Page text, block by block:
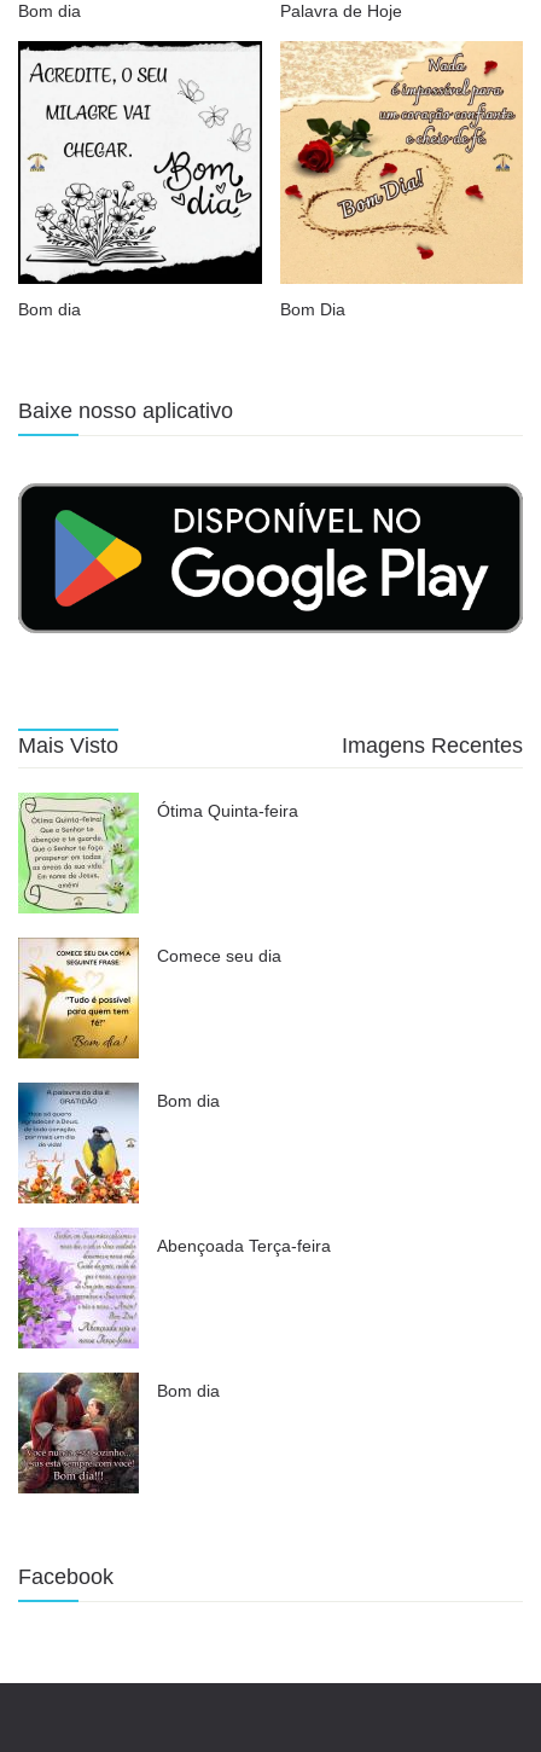
Bom dia Palavra de Hoje
Bom dia Bom Dia
Baixe nosso aplicativo
Mais Visto Imagens Recentes
Ótima Quinta-feira
Comece seu dia
Bom dia
Abençoada Terça-feira
Bom dia
Facebook